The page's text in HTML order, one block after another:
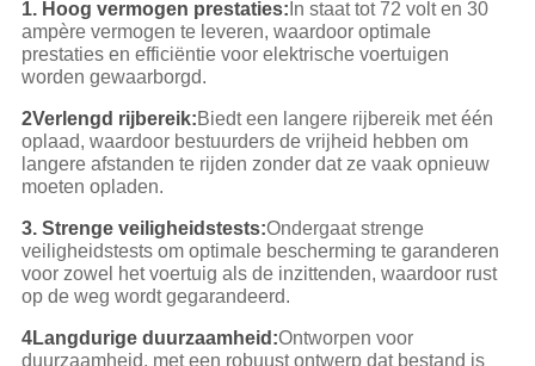
1. Hoog vermogen prestaties: In staat tot 72 volt en 30
ampère vermogen te leveren, waardoor optimale
prestaties en efficiëntie voor elektrische voertuigen
worden gewaarborgd.
2Verlengd rijbereik:Biedt een langere rijbereik met één
oplaad, waardoor bestuurders de vrijheid hebben om
langere afstanden te rijden zonder dat ze vaak opnieuw
moeten opladen.
3. Strenge veiligheidstests:Ondergaat strenge
veiligheidstests om optimale bescherming te garanderen
voor zowel het voertuig als de inzittenden, waardoor rust
op de weg wordt gegarandeerd.
4Langdurige duurzaamheid:Ontworpen voor
duurzaamheid, met een robuust ontwerp dat bestand is